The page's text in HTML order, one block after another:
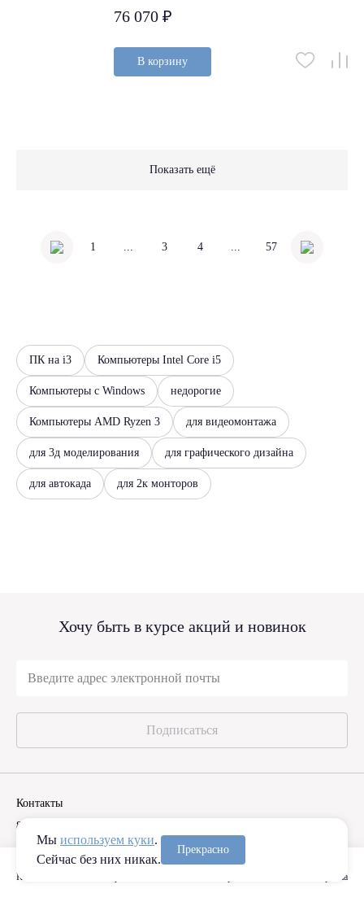
76 070 ₽
В корзину
Показать ещё
1 ... 3 4 ... 57
ПК на i3 Компьютеры Intel Core i5
Компьютеры с Windows недорогие
Компьютеры AMD Ryzen 3 для видеомонтажа
для 3д моделирования для графического дизайна
для автокада для 2к монторов
Хочу быть в курсе акций и новинок
Подписаться
Контакты
8 (985) 233-03-38
Каталог Корзина
Мы используем куки.
Сейчас без них никак.
Прекрасно